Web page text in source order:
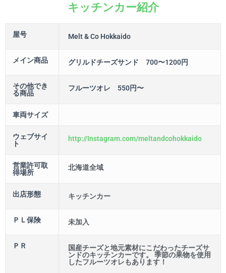
キッチンカー紹介
屋号 Melt & Co Hokkaido
メイン商品 グリルドチーズサンド 700〜1200円
その他でき
る商品
フルーツオレ 550円〜
車両サイズ
ウェブサイ
ト
http://Instagram.com/meltandcohokkaido
営業許可取
得場所
北海道全域
出店形態 キッチンカー
ＰＬ保険 未加入
ＰＲ
国産チーズと地元素材にこだわったチーズサ
ンドのキッチンカーです。 季節の果物を使用
したフルーツオレもあります！